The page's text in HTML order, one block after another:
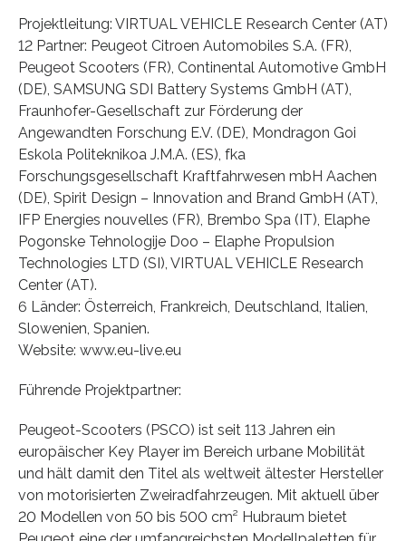
Projektleitung: VIRTUAL VEHICLE Research Center (AT)
12 Partner: Peugeot Citroen Automobiles S.A. (FR),
Peugeot Scooters (FR), Continental Automotive GmbH
(DE), SAMSUNG SDI Battery Systems GmbH (AT),
Fraunhofer-Gesellschaft zur Förderung der
Angewandten Forschung E.V. (DE), Mondragon Goi
Eskola Politeknikoa J.M.A. (ES), fka
Forschungsgesellschaft Kraftfahrwesen mbH Aachen
(DE), Spirit Design – Innovation and Brand GmbH (AT),
IFP Energies nouvelles (FR), Brembo Spa (IT), Elaphe
Pogonske Tehnologije Doo – Elaphe Propulsion
Technologies LTD (SI), VIRTUAL VEHICLE Research
Center (AT).
6 Länder: Österreich, Frankreich, Deutschland, Italien,
Slowenien, Spanien.
Website: www.eu-live.eu
Führende Projektpartner:
Peugeot-Scooters (PSCO) ist seit 113 Jahren ein
europäischer Key Player im Bereich urbane Mobilität
und hält damit den Titel als weltweit ältester Hersteller
von motorisierten Zweiradfahrzeugen. Mit aktuell über
20 Modellen von 50 bis 500 cm² Hubraum bietet